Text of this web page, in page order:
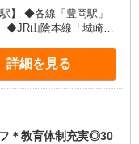
可能です。詳しくは面談
通費：別途全額支給 ※
◆JR山陰本線「城崎温
詳細を見る
＊教育体制充実◎30